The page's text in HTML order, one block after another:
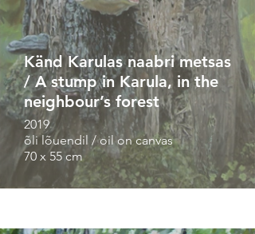
Känd Karulas naabri metsas
/ A stump in Karula, in the
neighbour’s forest
2019
õli lõuendil / oil on canvas
70 x 55 cm